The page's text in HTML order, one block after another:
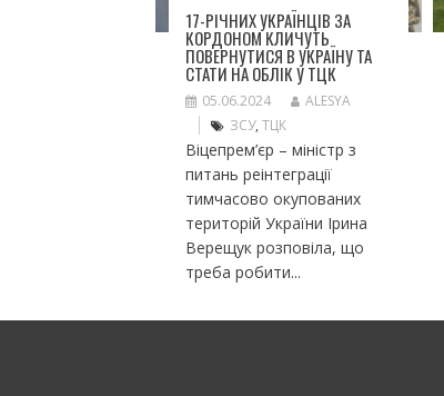
17-РІЧНИХ УКРАЇНЦІВ ЗА
КОРДОНОМ КЛИЧУТЬ
ПОВЕРНУТИСЯ В УКРАЇНУ ТА
СТАТИ НА ОБЛІК У ТЦК
05.06.2024
ALESYA
ЗСУ, ТЦК
Віцепрем’єр – міністр з
питань реінтеграції
тимчасово окупованих
територій України Ірина
Верещук розповіла, що
треба робити...